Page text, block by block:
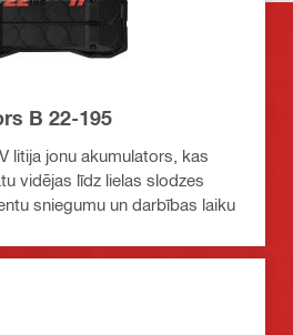
B 22-195
litija jonu akumulators, kas
vidējas līdz lielas slodzes
sniegumu un darbības laiku